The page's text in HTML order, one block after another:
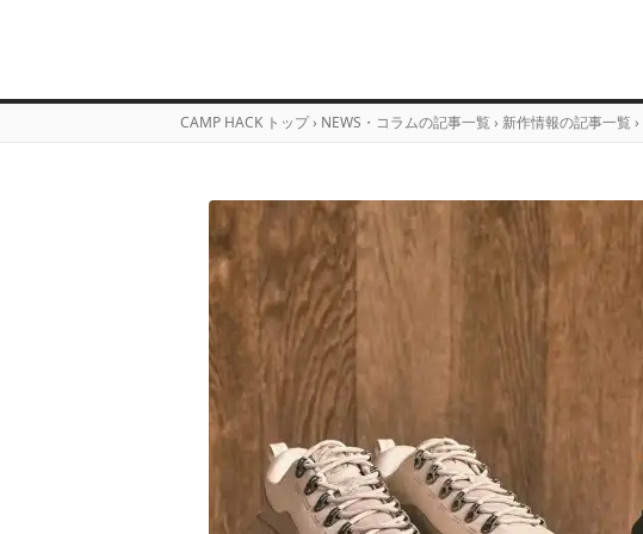
CAMP HACK トップ › NEWS・コラムの記事一覧 › 新作情報の記事一覧 ›